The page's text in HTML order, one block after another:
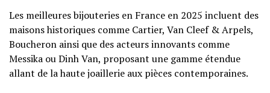
Les meilleures bijouteries en France en 2025 incluent des
maisons historiques comme Cartier, Van Cleef & Arpels,
Boucheron ainsi que des acteurs innovants comme
Messika ou Dinh Van, proposant une gamme étendue
allant de la haute joaillerie aux pièces contemporaines.